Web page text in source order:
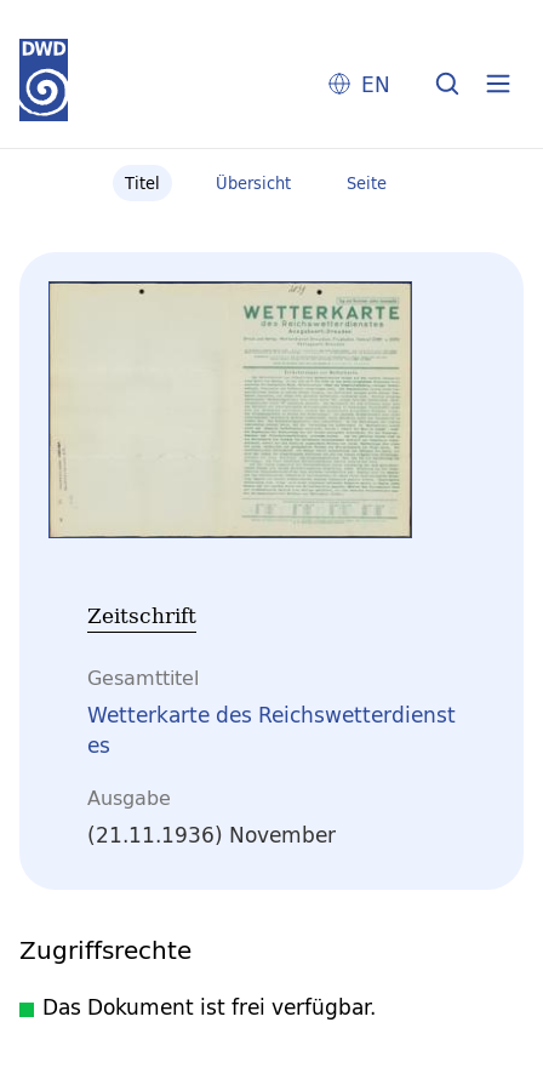
EN
Titel Übersicht Seite
Zeitschrift
Gesamttitel
Wetterkarte des Reichswetterdienst
es
Ausgabe
(21.11.1936) November
Zugriffsrechte
Das Dokument ist frei verfügbar.